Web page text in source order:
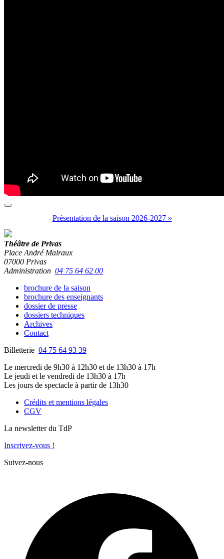
Présentation de la saison 2026-2027 »
Théâtre de Privas
Place André Malraux
07000 Privas
Administration 04 75 64 62 00
brochure de la saison
brochure des enseignants
dossier de presse
dossiers techniques
Archives
Contact
Billetterie 04 75 64 93 39
Le mercredi de 9h30 à 12h30 et de 13h30 à 17h
Le jeudi et le vendredi de 13h30 à 17h
Les jours de spectacle à partir de 13h30
Crédits et mentions légales
CGV
La newsletter du TdP
Inscrivez-vous !
Suivez-nous